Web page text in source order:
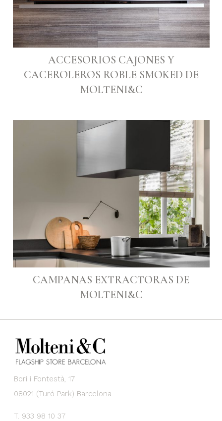
ACCESORIOS CAJONES Y
CACEROLEROS ROBLE SMOKED DE
MOLTENI&C
CAMPANAS EXTRACTORAS DE
MOLTENI&C
Bori i Fontestà, 17
08021 (Turó Park) Barcelona
T. 933 98 10 37